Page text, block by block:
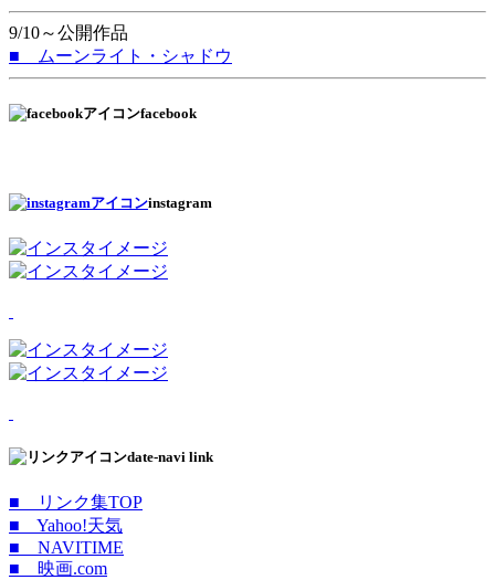
9/10～公開作品
■ ムーンライト・シャドウ
facebook
instagram
date-navi link
■ リンク集TOP
■ Yahoo!天気
■ NAVITIME
■ 映画.com